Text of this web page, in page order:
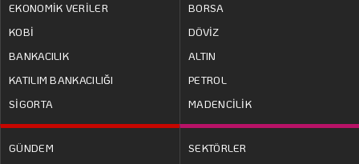
EKONOMİK VERİLER
KOBİ
BANKACILIK
KATILIM BANKACILIĞI
SİGORTA
BORSA
DÖVİZ
ALTIN
PETROL
MADENCİLİK
GÜNDEM
SEKTÖRLER